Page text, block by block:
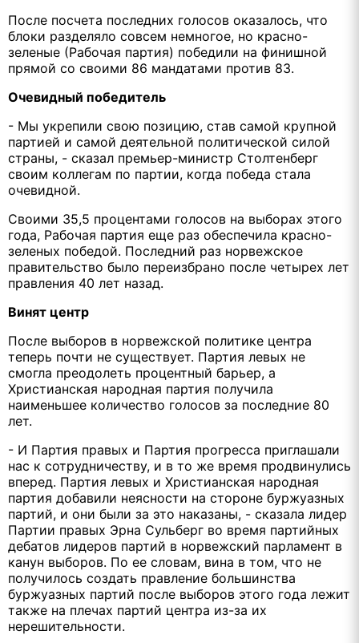
После посчета последних голосов оказалось, что
блоки разделяло совсем немногое, но красно-
зеленые (Рабочая партия) победили на финишной
прямой со своими 86 мандатами против 83.
Очевидный победитель
- Мы укрепили свою позицию, став самой крупной
партией и самой деятельной политической силой
страны, - сказал премьер-министр Столтенберг
своим коллегам по партии, когда победа стала
очевидной.
Своими 35,5 процентами голосов на выборах этого
года, Рабочая партия еще раз обеспечила красно-
зеленых победой. Последний раз норвежское
правительство было переизбрано после четырех лет
правления 40 лет назад.
Винят центр
После выборов в норвежской политике центра
теперь почти не существует. Партия левых не
смогла преодолеть процентный барьер, а
Христианская народная партия получила
наименьшее количество голосов за последние 80
лет.
- И Партия правых и Партия прогресса приглашали
нас к сотрудничеству, и в то же время продвинулись
вперед. Партия левых и Христианская народная
партия добавили неясности на стороне буржуазных
партий, и они были за это наказаны, - сказала лидер
Партии правых Эрна Сульберг во время партийных
дебатов лидеров партий в норвежский парламент в
канун выборов. По ее словам, вина в том, что не
получилось создать правление большинства
буржуазных партий после выборов этого года лежит
также на плечах партий центра из-за их
нерешительности.